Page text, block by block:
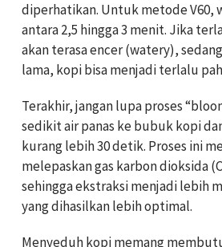
diperhatikan. Untuk metode V60,
antara 2,5 hingga 3 menit. Jika
akan terasa encer (watery),
lama, kopi bisa menjadi terlalu
Terakhir, jangan lupa proses
sedikit air panas ke bubuk kopi
kurang lebih 30 detik. Proses ini
melepaskan gas karbon dioksida
sehingga ekstraksi menjadi lebih
yang dihasilkan lebih optimal.
Menyeduh kopi memang